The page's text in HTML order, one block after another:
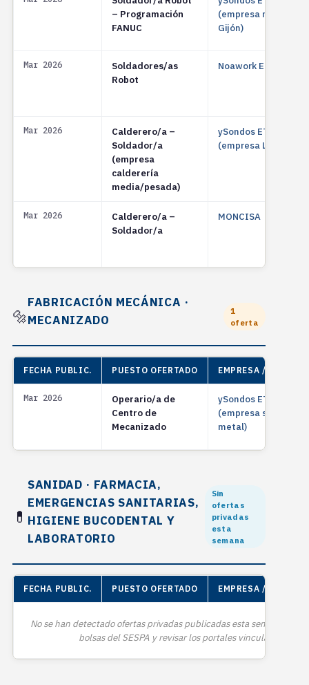
– Programación
FANUC
(empresa metal,
Gijón)
Mar 2026
Soldadores/as
Robot
Noawork ETT
Mar 2026
Calderero/a –
Soldador/a
(empresa
calderería
media/pesada)
ySondos ETT
(empresa Llanera)
Mar 2026
Calderero/a –
Soldador/a
MONCISA
🔩
FABRICACIÓN MECÁNICA ·
MECANIZADO
1
oferta
FECHA PUBLIC. PUESTO OFERTADO EMPRESA / ENTIDAD
Mar 2026
Operario/a de
Centro de
Mecanizado
ySondos ETT
(empresa sector
metal)
💊
SANIDAD · FARMACIA,
EMERGENCIAS SANITARIAS,
HIGIENE BUCODENTAL Y
LABORATORIO
Sin
ofertas
privadas
esta
semana
FECHA PUBLIC. PUESTO OFERTADO EMPRESA / ENTIDAD
No se han detectado ofertas privadas publicadas esta semana en
bolsas del SESPA y revisar los portales vinculados a